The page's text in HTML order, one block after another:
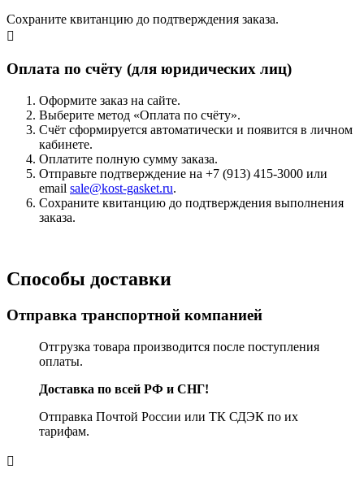
Сохраните квитанцию до подтверждения заказа.
Оплата по счёту (для юридических лиц)
Оформите заказ на сайте.
Выберите метод «Оплата по счёту».
Счёт сформируется автоматически и появится в личном
кабинете.
Оплатите полную сумму заказа.
Отправьте подтверждение на +7 (913) 415-3000 или
email sale@kost-gasket.ru.
Сохраните квитанцию до подтверждения выполнения
заказа.
Способы доставки
Отправка транспортной компанией
Отгрузка товара производится после поступления
оплаты.
Доставка по всей РФ и СНГ!
Отправка Почтой России или ТК СДЭК по их
тарифам.